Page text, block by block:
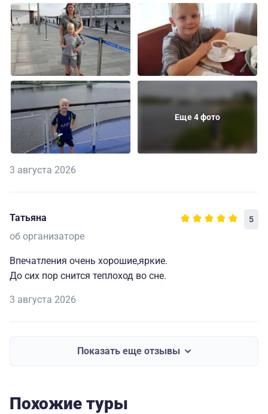
Еще 4 фото
3 августа 2026
Татьяна 5
об организаторе
Впечатления очень хорошие,яркие.
До сих пор снится теплоход во сне.
3 августа 2026
Показать еще отзывы
Похожие туры